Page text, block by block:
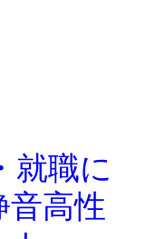
職に
高性